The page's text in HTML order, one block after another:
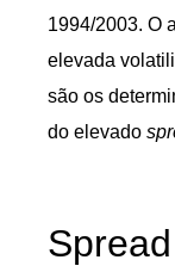
1994/2003. O
elevada
são os
do elevado